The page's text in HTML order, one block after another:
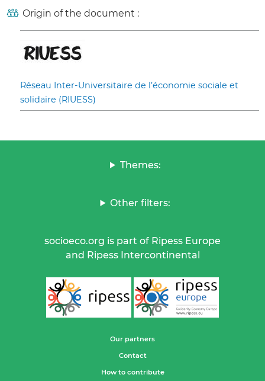
Origin of the document :
Réseau Inter-Universitaire de l’économie sociale et
solidaire (RIUESS)
Themes:
Other filters:
socioeco.org is part of Ripess Europe
and Ripess Intercontinental
Our partners
Contact
How to contribute